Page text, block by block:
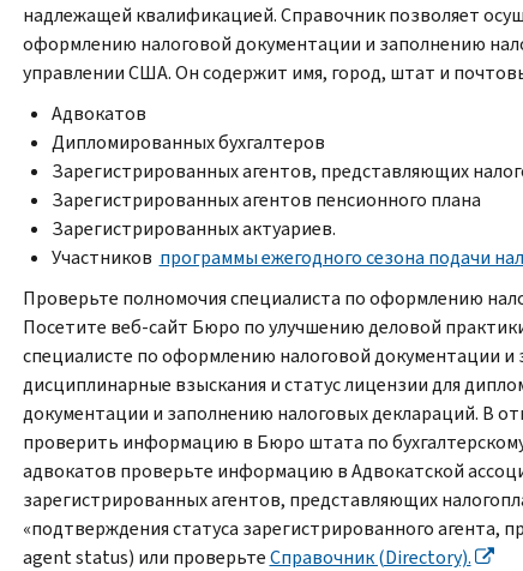
надлежащей квалификацией. Справочник позволяет
оформлению налоговой документации и заполнению
управлении США. Он содержит имя, город, штат и
Адвокатов
Дипломированных бухгалтеров
Зарегистрированных агентов, представляющих
Зарегистрированных агентов пенсионного плана
Зарегистрированных актуариев.
Участников программы ежегодного сезона подачи
Проверьте полномочия специалиста по оформлению
Посетите веб-сайт Бюро по улучшению деловой
специалисте по оформлению налоговой документации
дисциплинарные взыскания и статус лицензии для
документации и заполнению налоговых деклараций. В
проверить информацию в Бюро штата по
адвокатов проверьте информацию в Адвокатской
зарегистрированных агентов, представляющих
«подтверждения статуса зарегистрированного
agent status) или проверьтеСправочник (Directory).